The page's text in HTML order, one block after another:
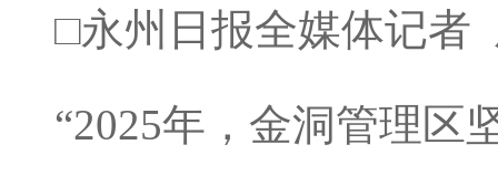
□永州日报全媒体记
“2025年，金洞管理区